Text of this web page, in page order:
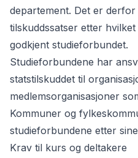
departement. Det er
tilskuddssatser etter
godkjent studieforbundet.
Studieforbundene har
statstilskuddet til
medlemsorganisasjoner
Kommuner og
studieforbundene etter
Krav til kurs og deltakere